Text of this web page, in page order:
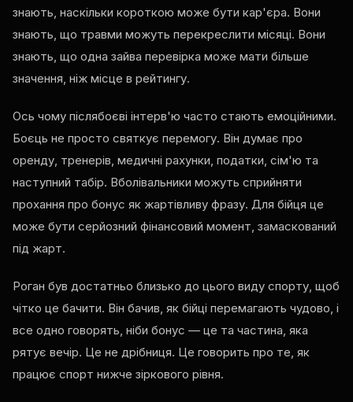
знають, наскільки короткою може бути кар'єра. Вони
знають, що травми можуть перекреслити місяці. Вони
знають, що одна зайва перевірка може мати більше
значення, ніж місце в рейтингу.
Ось чому післябоєві інтерв'ю часто стають емоційними.
Боєць не просто святкує перемогу. Він думає про
оренду, тренерів, медичні рахунки, податки, сім'ю та
наступний табір. Вболівальники можуть сприйняти
прохання про бонус як жартівливу фразу. Для бійця це
може бути серйозний фінансовий момент, замаскований
під жарт.
Роган був достатньо близько до цього виду спорту, щоб
чітко це бачити. Він бачив, як бійці перемагають чудово, і
все одно говорять, ніби бонус — це та частина, яка
рятує вечір. Це не дрібниця. Це говорить про те, як
працює спорт нижче зіркового рівня.